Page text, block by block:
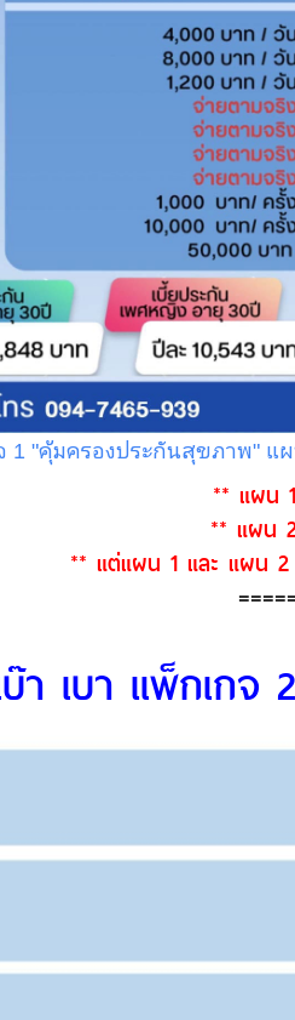
1 "คุ้มครองประกันสุขภาพ" แ
** แผน
** แผน
** แต่แผน 1 และ แผน
า เบา แพ็กเกจ 2